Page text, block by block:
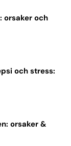
orsaker och
och stress:
orsaker &